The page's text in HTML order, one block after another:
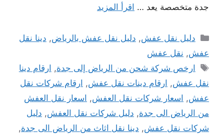
جدة متخصصة يعد … اقرأ المزيد
التصنيفات
دليل نقل عفش, دليل نقل عفش بالرياض, دينا نقل
عفش, نقل عفش
الوسوم
ارخص شركة شحن من الرياض إلى جدة, ارقام دينا
نقل عفش, ارقام دينات نقل عفش, ارقام شركات نقل
عفش, اسعار شركات نقل العفش, اسعار نقل العفش
من الرياض الى جدة, دليل شركات نقل العفش, دليل
شركات نقل عفش, دينا نقل اثاث من الرياض الى جدة,